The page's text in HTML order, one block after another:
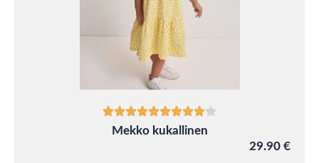
Mekko kukallinen
29.90 €